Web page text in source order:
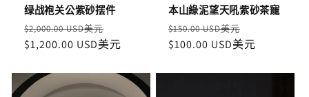
绿战袍关公紫砂摆件
定
價
$2,000.00 USD美元
價
$1,200.00 USD美元
本山綠泥望天吼紫砂茶寵
定
價
$150.00 USD美元
價
$100.00 USD美元